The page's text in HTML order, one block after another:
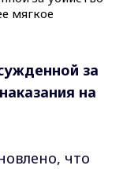
за
на
что